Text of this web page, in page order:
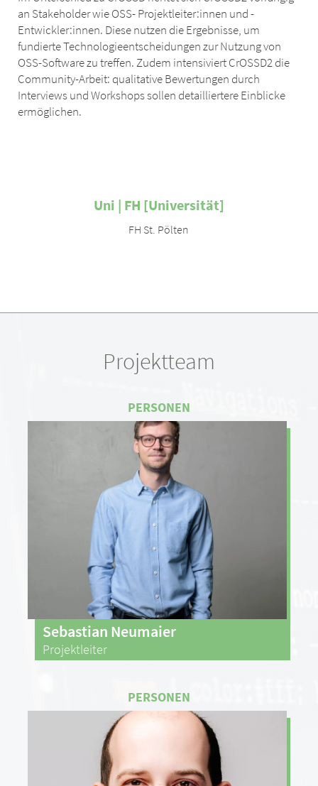
an Stakeholder wie OSS- Projektleiter:innen und -
Entwickler:innen. Diese nutzen die Ergebnisse, um
fundierte Technologieentscheidungen zur Nutzung von
OSS-Software zu treffen. Zudem intensiviert CrOSSD2 die
Community-Arbeit: qualitative Bewertungen durch
Interviews und Workshops sollen detailliertere Einblicke
ermöglichen.
Uni | FH [Universität]
FH St. Pölten
Projektteam
Sebastian Neumaier
Projektleiter